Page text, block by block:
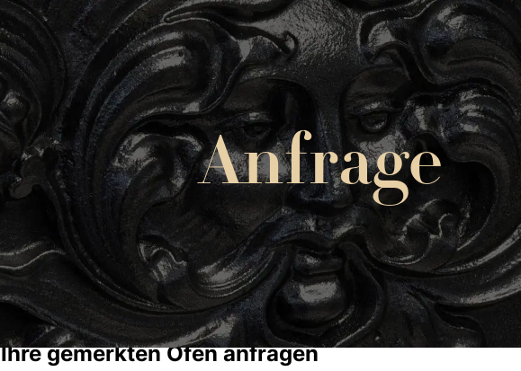
Anfrage
Ihre gemerkten Öfen anfragen